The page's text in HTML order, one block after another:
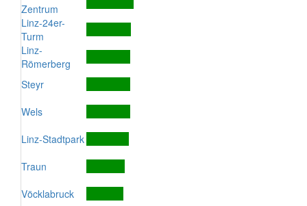
Zentrum
Linz-24er-
Turm
Linz-
Römerberg
Steyr
Wels
Linz-Stadtpark
Traun
Vöcklabruck